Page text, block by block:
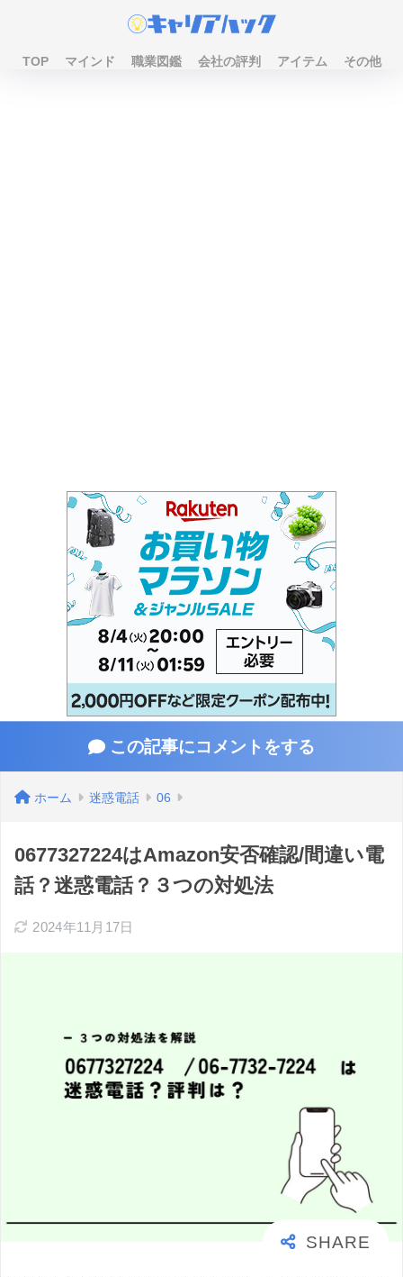
TOP マインド 職業図鑑 会社の評判 アイテム その他
この記事にコメントをする
ホーム 迷惑電話 06
0677327224はAmazon安否確認/間違い電
話？迷惑電話？３つの対処法
2024年11月17日